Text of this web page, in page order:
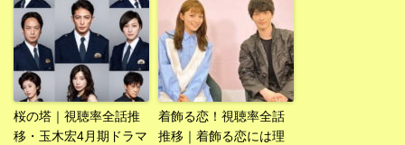
桜の塔｜視聴率全話推
移・玉木宏4月期ドラマ
着飾る恋！視聴率全話
推移｜着飾る恋には理